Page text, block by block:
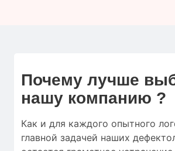
Почему лучше
нашу компанию ?
Как и для каждого опытного
главной задачей наших